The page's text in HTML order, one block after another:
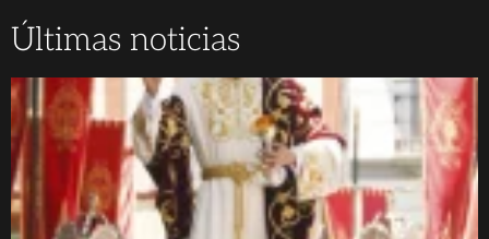
Últimas noticias